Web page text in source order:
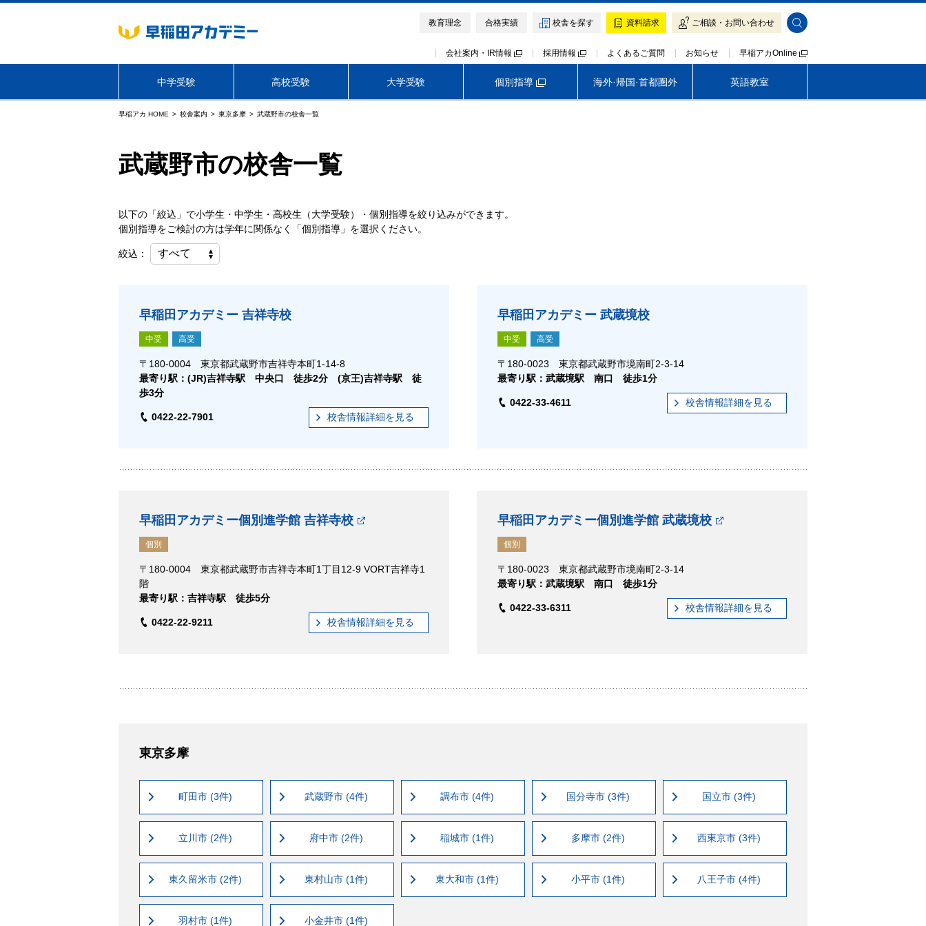
教育理念 合格実績 校舎を探す 資料請求 ご相談・お問い合わせ
会社案内・IR情報 採用情報 よくあるご質問 お知らせ 早稲アカOnline
中学受験
学年・コース NN志望校別コース
高校受験
東京 神奈川
大学受験
学年・コース 必勝志望校別コース
個別指導 海外·帰国·首都圏外 英語教室
早稲アカ HOME 校舎案内 東京多摩 武蔵野市の校舎一覧
武蔵野市の校舎一覧
以下の「絞込」で小学生・中学生・高校生（大学受験）・個別指導を絞り込みができます。
個別指導をご検討の方は学年に関係なく「個別指導」を選択ください。
絞込：
早稲田アカデミー 吉祥寺校
中受 高受
〒180-0004 東京都武蔵野市吉祥寺本町1-14-8
最寄り駅：(JR)吉祥寺駅 中央口 徒歩2分 (京王)吉祥寺駅 徒
歩3分
0422-22-7901 校舎情報詳細を見る
早稲田アカデミー 武蔵境校
中受 高受
〒180-0023 東京都武蔵野市境南町2-3-14
最寄り駅：武蔵境駅 南口 徒歩1分
0422-33-4611 校舎情報詳細を見る
早稲田アカデミー個別進学館 吉祥寺校
個別
〒180-0004 東京都武蔵野市吉祥寺本町1丁目12-9 VORT吉祥寺1
階
最寄り駅：吉祥寺駅 徒歩5分
0422-22-9211 校舎情報詳細を見る
早稲田アカデミー個別進学館 武蔵境校
個別
〒180-0023 東京都武蔵野市境南町2-3-14
最寄り駅：武蔵境駅 南口 徒歩1分
0422-33-6311 校舎情報詳細を見る
東京多摩
町田市 (3件) 武蔵野市 (4件) 調布市 (4件) 国分寺市 (3件) 国立市 (3件)
立川市 (2件) 府中市 (2件) 稲城市 (1件) 多摩市 (2件) 西東京市 (3件)
東久留米市 (2件) 東村山市 (1件) 東大和市 (1件) 小平市 (1件) 八王子市 (4件)
羽村市 (1件) 小金井市 (1件)